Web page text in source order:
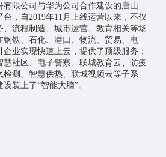
有限公司与华为公司合作建设的唐山
台，自2019年11月上线运营以来，不仅
、流程制造、城市运营、教育相关等场
钢铁、石化、港口、物流、贸易、电
业实现快速上云，提供了顶级服务；
慧社区、电子警察、联城教育云、防疫
检测、智慧供热、联城视频云等子系
装上了“智能大脑”。